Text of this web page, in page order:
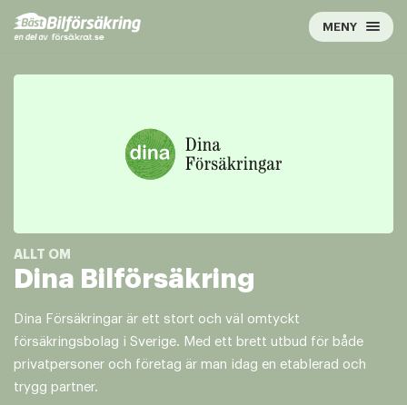
Hoppa
innehåll
MENY
Dina Bilförsäkring
Dina Försäkringar är ett stort och väl omtyckt
försäkringsbolag i Sverige. Med ett brett utbud för både
privatpersoner och företag är man idag en etablerad och
trygg partner.